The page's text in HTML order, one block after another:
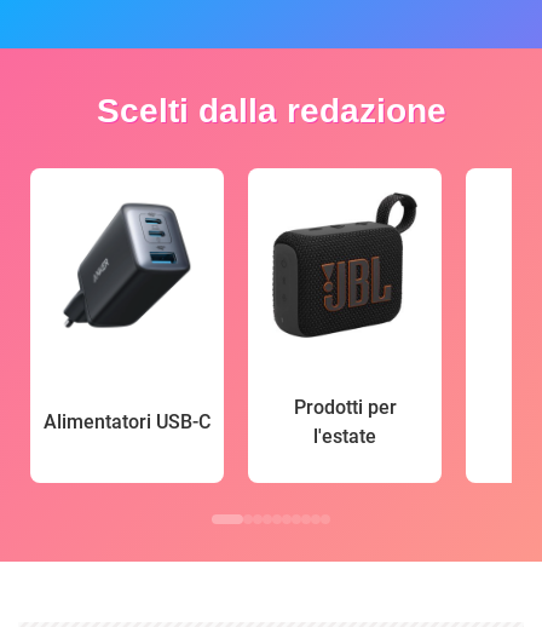
Scelti dalla redazione
Alimentatori USB-C
Prodotti per
l'estate